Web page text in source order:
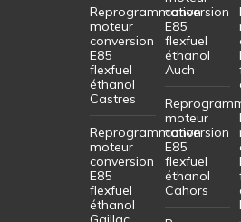
Reprogrammation
moteur
conversion
E85
flexfuel
éthanol
Castres
Reprogrammation
moteur
conversion
E85
flexfuel
éthanol
conversion
E85
flexfuel
éthanol
Auch
moteur
conversion
E85
flexfuel
éthanol
Cahors